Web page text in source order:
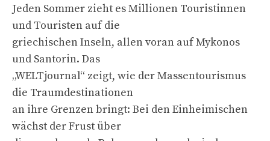
Jeden Sommer zieht es Millionen Touristinnen
und Touristen auf die
griechischen Inseln, allen voran auf Mykonos
und Santorin. Das
„WELTjournal“ zeigt, wie der Massentourismus
die Traumdestinationen
an ihre Grenzen bringt: Bei den Einheimischen
wächst der Frust über